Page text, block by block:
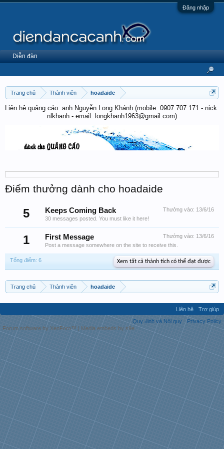
Đăng nhập
Trang chủ Thành viên hoadaide
Liên hệ quảng cáo: anh Nguyễn Long Khánh (mobile: 0907 707 171 - nick:
nlkhanh - email: longkhanh1963@gmail.com)
Điểm thưởng dành cho hoadaide
5 Thưởng vào: 13/6/16
Keeps Coming Back
30 messages posted. You must like it here!
1 Thưởng vào: 13/6/16
First Message
Post a message somewhere on the site to receive this.
Tổng điểm: 6 Xem tất cả thành tích có thể đạt được
Trang chủ Thành viên hoadaide
Diễn đàn
Liên hệ
Trợ giúp
Quy định và Nội quy
Privacy Policy
Forum software by XenForo™ | Media embeds by s9e